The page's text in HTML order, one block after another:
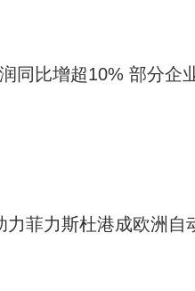
同比增超10% 部分企
菲力斯杜港成欧洲自